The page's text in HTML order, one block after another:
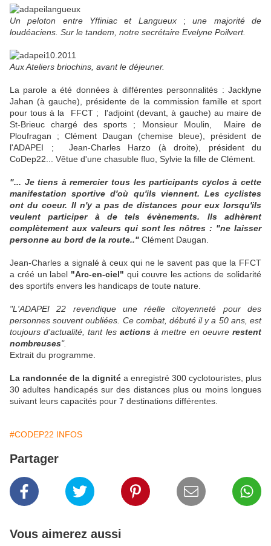
Un peloton entre Yffiniac et Langueux;une majorité de
loudéaciens. Sur le tandem, notre secrétaire Evelyne Poilvert.
Aux Ateliers briochins, avant le déjeuner.
La parole a été données à différentes personnalités : Jacklyne
Jahan (à gauche), présidente de la commission famille et sport
pour tous à la FFCT ; l'adjoint (devant, à gauche) au maire de
St-Brieuc chargé des sports ; Monsieur Moulin, Maire de
Ploufragan ; Clément Daugan (chemise bleue), président de
l'ADAPEI ; Jean-Charles Harzo (à droite), président du
CoDep22... Vêtue d'une chasuble fluo, Sylvie la fille de Clément.
"... Je tiens à remercier tous les participants cyclos à cette
manifestation sportive d'où qu'ils viennent. Les cyclistes
ont du coeur. Il n'y a pas de distances pour eux lorsqu'ils
veulent participer à de tels évènements. Ils adhèrent
complètement aux valeurs qui sont les nôtres : "ne laisser
personne au bord de la route.." Clément Daugan.
Jean-Charles a signalé à ceux qui ne le savent pas que la FFCT
a créé un label "Arc-en-ciel" qui couvre les actions de solidarité
des sportifs envers les handicaps de toute nature.
"L'ADAPEI 22 revendique une réelle citoyenneté pour des
personnes souvent oubliées. Ce combat, débuté il y a 50 ans, est
toujours d'actualité, tant les actionsà mettre en oeuvrerestent
nombreuses".
Extrait du programme.
La randonnée de la dignité a enregistré 300 cyclotouristes, plus
30 adultes handicapés sur des distances plus ou moins longues
suivant leurs capacités pour 7 destinations différentes.
#CODEP22 INFOS
Partager
Vous aimerez aussi